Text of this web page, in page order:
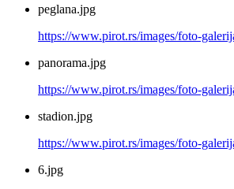
peglana.jpg
https://www.pirot.rs/images/foto-
panorama.jpg
https://www.pirot.rs/images/foto-
stadion.jpg
https://www.pirot.rs/images/foto-
6.jpg